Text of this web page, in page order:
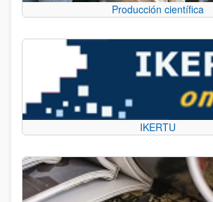
Producción científica
IKERTU